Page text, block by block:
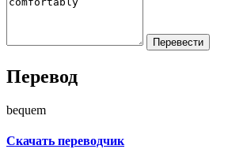
Перевод
bequem
Скачать переводчик